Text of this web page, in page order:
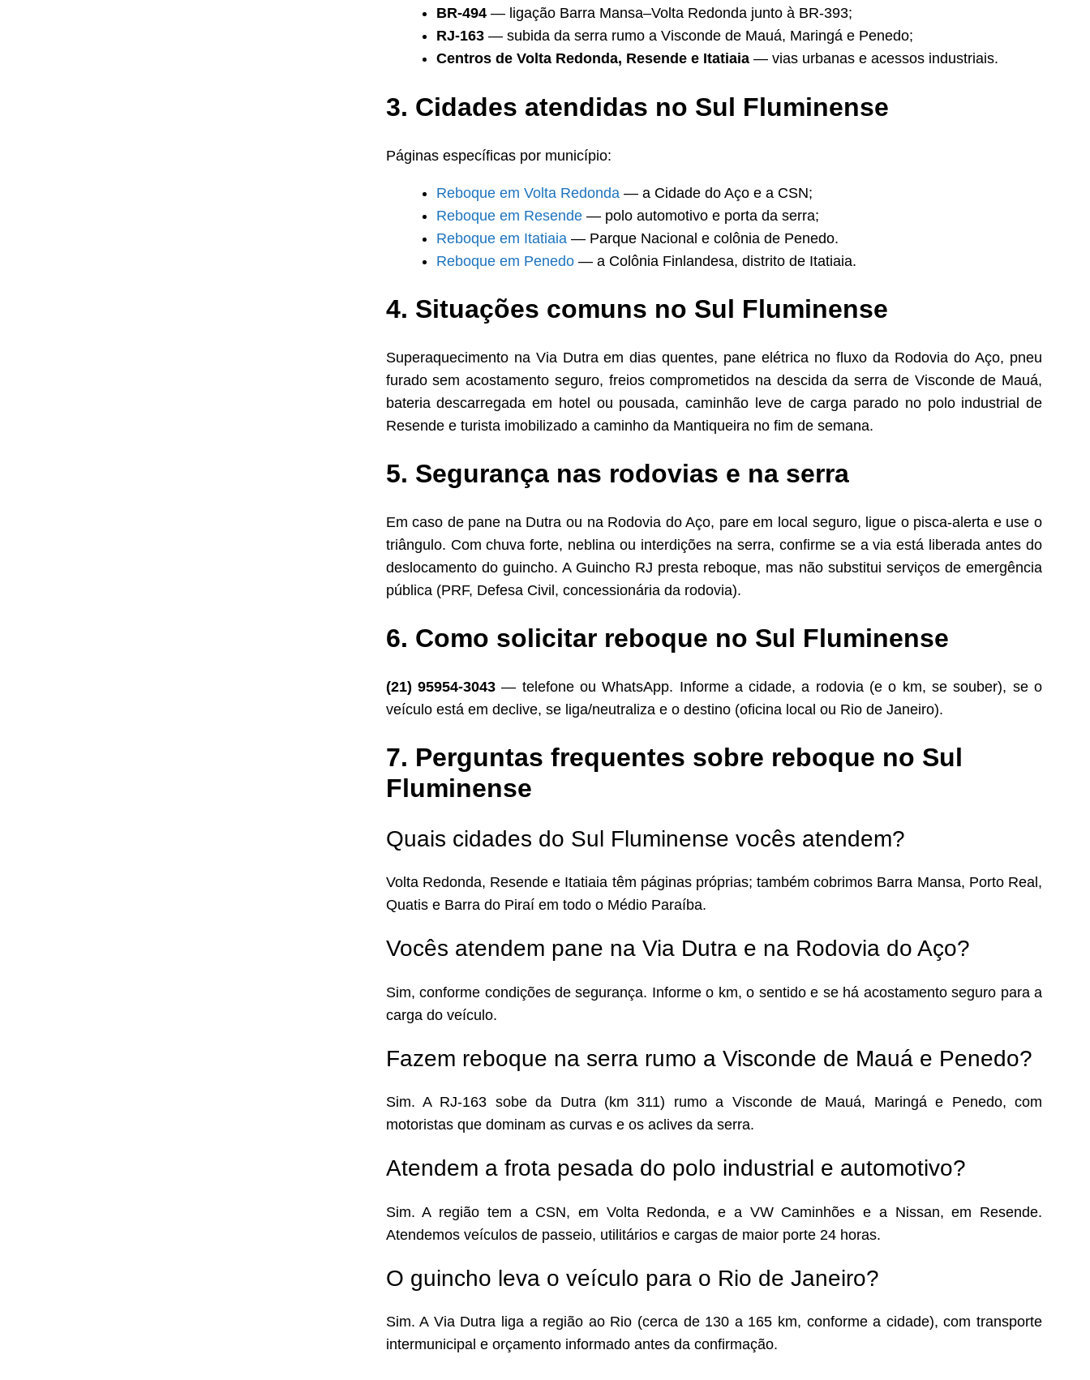
BR-494— ligação Barra Mansa–Volta Redonda junto à BR-393;
RJ-163— subida da serra rumo a Visconde de Mauá, Maringá e Penedo;
Centros de Volta Redonda, Resende e Itatiaia— vias urbanas e acessos industriais.
3. Cidades atendidas no Sul Fluminense
Páginas específicas por município:
Reboque em Volta Redonda — a Cidade do Aço e a CSN;
Reboque em Resende— polo automotivo e porta da serra;
Reboque em Itatiaia — Parque Nacional e colônia de Penedo.
Reboque em Penedo— a Colônia Finlandesa, distrito de Itatiaia.
4. Situações comuns no Sul Fluminense
Superaquecimento na Via Dutra em dias quentes, pane elétrica no fluxo da Rodovia do Aço, pneu
furado sem acostamento seguro, freios comprometidos na descida da serra de Visconde de Mauá,
bateria descarregada em hotel ou pousada, caminhão leve de carga parado no polo industrial de
Resende e turista imobilizado a caminho da Mantiqueira no fim de semana.
5. Segurança nas rodovias e na serra
Em caso de pane na Dutra ou na Rodovia do Aço, pare em local seguro, ligue o pisca-alerta e use o
triângulo. Com chuva forte, neblina ou interdições na serra, confirme se a via está liberada antes do
deslocamento do guincho. A Guincho RJ presta reboque, mas não substitui serviços de emergência
pública (PRF, Defesa Civil, concessionária da rodovia).
6. Como solicitar reboque no Sul Fluminense
(21) 95954-3043— telefone ou WhatsApp. Informe a cidade, a rodovia (e o km, se souber), se o
veículo está em declive, se liga/neutraliza e o destino (oficina local ou Rio de Janeiro).
7. Perguntas frequentes sobre reboque no Sul
Fluminense
Quais cidades do Sul Fluminense vocês atendem?
Volta Redonda, Resende e Itatiaia têm páginas próprias; também cobrimos Barra Mansa, Porto Real,
Quatis e Barra do Piraí em todo o Médio Paraíba.
Vocês atendem pane na Via Dutra e na Rodovia do Aço?
Sim, conforme condições de segurança. Informe o km, o sentido e se há acostamento seguro para a
carga do veículo.
Fazem reboque na serra rumo a Visconde de Mauá e Penedo?
Sim. A RJ-163 sobe da Dutra (km 311) rumo a Visconde de Mauá, Maringá e Penedo, com
motoristas que dominam as curvas e os aclives da serra.
Atendem a frota pesada do polo industrial e automotivo?
Sim. A região tem a CSN, em Volta Redonda, e a VW Caminhões e a Nissan, em Resende.
Atendemos veículos de passeio, utilitários e cargas de maior porte 24 horas.
O guincho leva o veículo para o Rio de Janeiro?
Sim. A Via Dutra liga a região ao Rio (cerca de 130 a 165 km, conforme a cidade), com transporte
intermunicipal e orçamento informado antes da confirmação.